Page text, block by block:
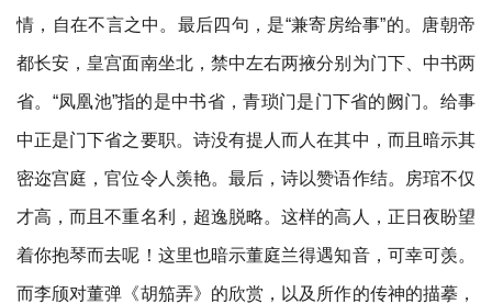
情，自在不言之中。最后四句，是“兼寄房给事”的。唐朝帝
都长安，皇宫面南坐北，禁中左右两掖分别为门下、中书两
省。“凤凰池”指的是中书省，青琐门是门下省的阙门。给事
中正是门下省之要职。诗没有提人而人在其中，而且暗示其
密迩宫庭，官位令人羡艳。最后，诗以赞语作结。房琯不仅
才高，而且不重名利，超逸脱略。这样的高人，正日夜盼望
着你抱琴而去呢！这里也暗示董庭兰得遇知音，可幸可羡。
而李颀对董弹《胡笳弄》的欣赏，以及所作的传神的描摹，